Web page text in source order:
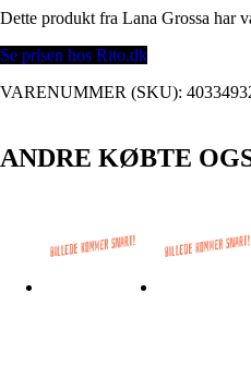
Dette produkt fra Lana Grossa har
Se prisen hos Rito.dk
VARENUMMER (SKU):
ANDRE KØBTE